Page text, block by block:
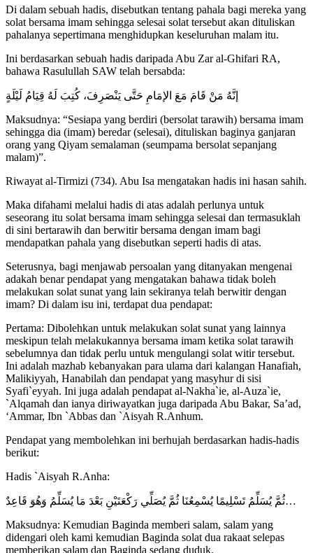
Di dalam sebuah hadis, disebutkan tentang pahala bagi mereka yang
solat bersama imam sehingga selesai solat tersebut akan dituliskan
pahalanya sepertimana menghidupkan keseluruhan malam itu.
Ini berdasarkan sebuah hadis daripada Abu Zar al-Ghifari RA,
bahawa Rasulullah SAW telah bersabda:
إنَّهُ مَنْ قَامَ مَعَ الإمَامِ حَتَّى يَنْصَرِفَ، كُتِبَ لَهُ قِيَامُ لَيْلَةٍ
Maksudnya: “Sesiapa yang berdiri (bersolat tarawih) bersama imam
sehingga dia (imam) beredar (selesai), dituliskan baginya ganjaran
orang yang Qiyam semalaman (seumpama bersolat sepanjang
malam)”.
Riwayat al-Tirmizi (734). Abu Isa mengatakan hadis ini hasan sahih.
Maka difahami melalui hadis di atas adalah perlunya untuk
seseorang itu solat bersama imam sehingga selesai dan termasuklah
di sini bertarawih dan berwitir bersama dengan imam bagi
mendapatkan pahala yang disebutkan seperti hadis di atas.
Seterusnya, bagi menjawab persoalan yang ditanyakan mengenai
adakah benar pendapat yang mengatakan bahawa tidak boleh
melakukan solat sunat yang lain sekiranya telah berwitir dengan
imam? Di dalam isu ini, terdapat dua pendapat:
Pertama: Dibolehkan untuk melakukan solat sunat yang lainnya
meskipun telah melakukannya bersama imam ketika solat tarawih
sebelumnya dan tidak perlu untuk mengulangi solat witir tersebut.
Ini adalah mazhab kebanyakan para ulama dari kalangan Hanafiah,
Malikiyyah, Hanabilah dan pendapat yang masyhur di sisi
Syafi`eyyah. Ini juga adalah pendapat al-Nakha`ie, al-Auza`ie,
`Alqamah dan ianya diriwayatkan juga daripada Abu Bakar, Sa’ad,
‘Ammar, Ibn `Abbas dan `Aisyah R.Anhum.
Pendapat yang membolehkan ini berhujah berdasarkan hadis-hadis
berikut:
Hadis `Aisyah R.Anha:
ثُمَّ يُسَلِّمُ تَسْلِيمًا يُسْمِعُنَا ثُمَّ يُصَلِّي رَكْعَتَيْنِ بَعْدَ مَا يُسَلِّمُ وَهُوَ قَاعِدٌ…
Maksudnya: Kemudian Baginda memberi salam, salam yang
didengari oleh kami kemudian Baginda solat dua rakaat selepas
memberikan salam dan Baginda sedang duduk.